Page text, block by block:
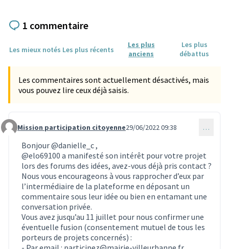
1 commentaire
Les mieux notés Les plus récents
Les plus
anciens
Les plus
débattus
Les commentaires sont actuellement désactivés, mais
vous pouvez lire ceux déjà saisis.
Commentaire 1923
Mission participation citoyenne29/06/2022 09:38 …
Bonjour@danielle_c,
@elo69100 a manifesté son intérêt pour votre projet
lors des forums des idées, avez-vous déjà pris contact ?
Nous vous encourageons à vous rapprocher d’eux par
l’intermédiaire de la plateforme en déposant un
commentaire sous leur idée ou bien en entamant une
conversation privée.
Vous avez jusqu’au 11 juillet pour nous confirmer une
éventuelle fusion (consentement mutuel de tous les
porteurs de projets concernés) :